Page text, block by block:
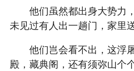
他们虽然都出身大势力
未见过有人出一趟门，家里
他们岂会看不出，这浮
殿，藏典阁，还有须弥山个